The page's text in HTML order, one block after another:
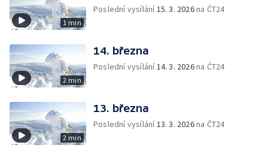
1 min
Poslední vysílání15. 3. 2026na ČT24
2 min
14. března
Poslední vysílání14. 3. 2026na ČT24
2 min
13. března
Poslední vysílání13. 3. 2026na ČT24